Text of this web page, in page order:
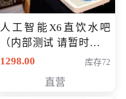
人工智能X6直饮水吧
（内部测试 请暂时不要
购买）
1298.00 库存72
直营